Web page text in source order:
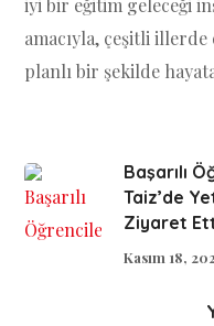
iyi bir eğitim geleceği
amacıyla, çeşitli
planlı bir şekilde
Başarılı
Taiz’de
Ziyaret
Kasım 18,